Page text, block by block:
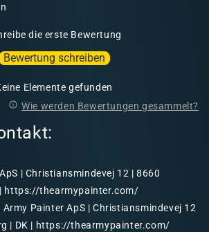
die erste Bewertung
Bewertung schreiben
Elemente gefunden
Wie werden Bewertungen gesammelt?
| Christiansmindevej 12 | 8660
https://thearmypainter.com/
Army Painter ApS | Christiansmindevej 12
| DK | https://thearmypainter.com/